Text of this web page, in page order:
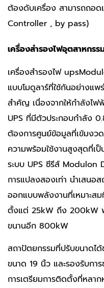
ต้องดับเครื่อง สามารถถอ
Controller , by pass)
เครื่องสำรองไฟอุตสาหกรร
เครื่องสํารองไฟ
แบบโมดูลาร์ที่ใช้กันอย่างแพ
สำคัญ เนื่องจากให้กำลังไฟ
UPS ที่มีตัวประกอบกำลัง
ต้องการศูนย์ข้อมูลที่เข้มงว
ความพร้อมใช้งานสูงสุดที่เป็
ระบบ UPS ซีรีส์ Modulon
การแปลงสองเท่า นำเสนอ
ออกแบบพลังงานที่เหมาะส
ตั้งแต่ 25kW ถึง 200kW
ขนานอีก 800kW
สถาปัตยกรรมที่ปรับขนาดไ
ขนาด 19 นิ้ว และรองรับกา
การเตรียมการติดตั้งที่หลา